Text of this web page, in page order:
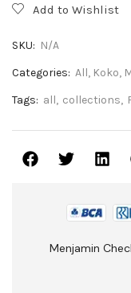
Add to Wishlist
SKU: N/A
Categories: All, Koko,
Tags: all, collections,
Menjamin